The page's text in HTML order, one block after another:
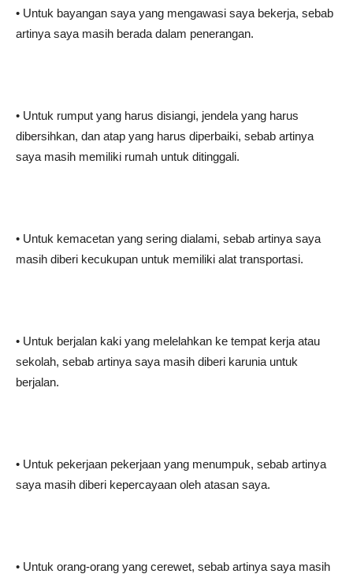
• Untuk bayangan saya yang mengawasi saya bekerja, sebab
artinya saya masih berada dalam penerangan.
• Untuk rumput yang harus disiangi, jendela yang harus
dibersihkan, dan atap yang harus diperbaiki, sebab artinya
saya masih memiliki rumah untuk ditinggali.
• Untuk kemacetan yang sering dialami, sebab artinya saya
masih diberi kecukupan untuk memiliki alat transportasi.
• Untuk berjalan kaki yang melelahkan ke tempat kerja atau
sekolah, sebab artinya saya masih diberi karunia untuk
berjalan.
• Untuk pekerjaan pekerjaan yang menumpuk, sebab artinya
saya masih diberi kepercayaan oleh atasan saya.
• Untuk orang-orang yang cerewet, sebab artinya saya masih